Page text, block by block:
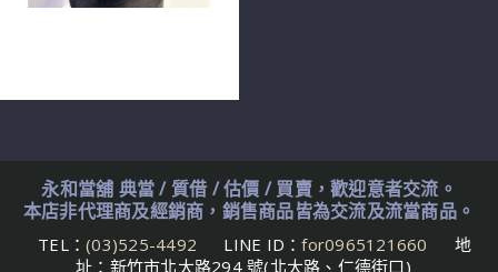
永和當舖 典當 / 質借 / 估價 / 買賣，歡迎意者交流。
本店非代理商及經銷商，銷售商品皆為交流及流當商品。
TEL： (03)525-4492 LINE ID：for0965121660
地
址：新竹市北大路294 號(北大路、仁德街口)